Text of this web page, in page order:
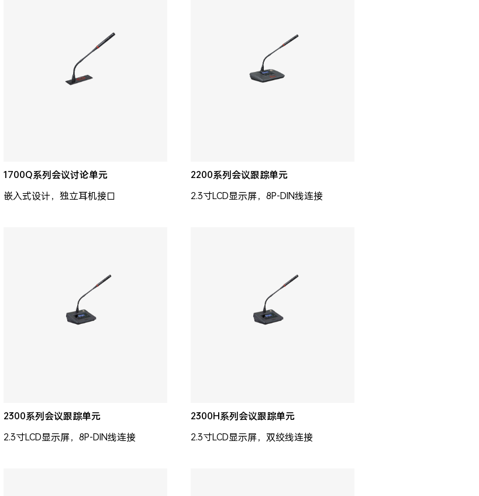
1700Q系列会议讨论单元
嵌入式设计，独立耳机接口
2200系列会议跟踪单元
2.3寸LCD显示屏，8P-DIN线连接
2300系列会议跟踪单元
2.3寸LCD显示屏，8P-DIN线连接
2300H系列会议跟踪单元
2.3寸LCD显示屏，双绞线连接